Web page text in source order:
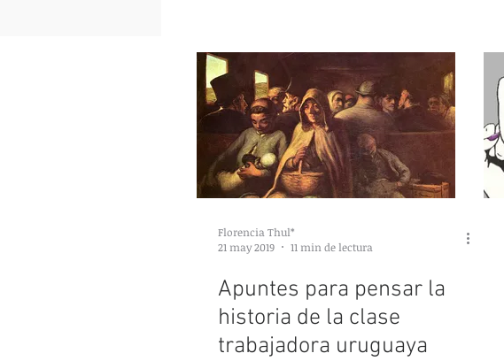
Florencia Thul*
21 may 2019
11 min de lectura
Apuntes para pensar la
historia de la clase
trabajadora uruguaya